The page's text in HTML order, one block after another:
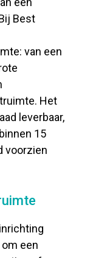
Best
van een
Het
leverbaar,
15
voorzien
een